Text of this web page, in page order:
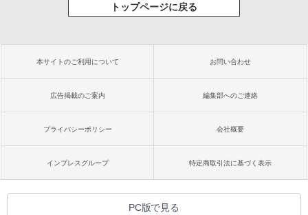
トップページに戻る
本サイトのご利用について お問い合わせ
広告掲載のご案内 編集部へのご連絡
プライバシーポリシー 会社概要
インプレスグループ 特定商取引法に基づく表示
PC版で見る